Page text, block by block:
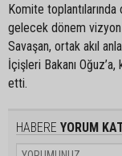
Komite
gelecek dönem vizyon
Savaşan, ortak akıl
İçişleri Bakanı
etti.
HABERE YORUM